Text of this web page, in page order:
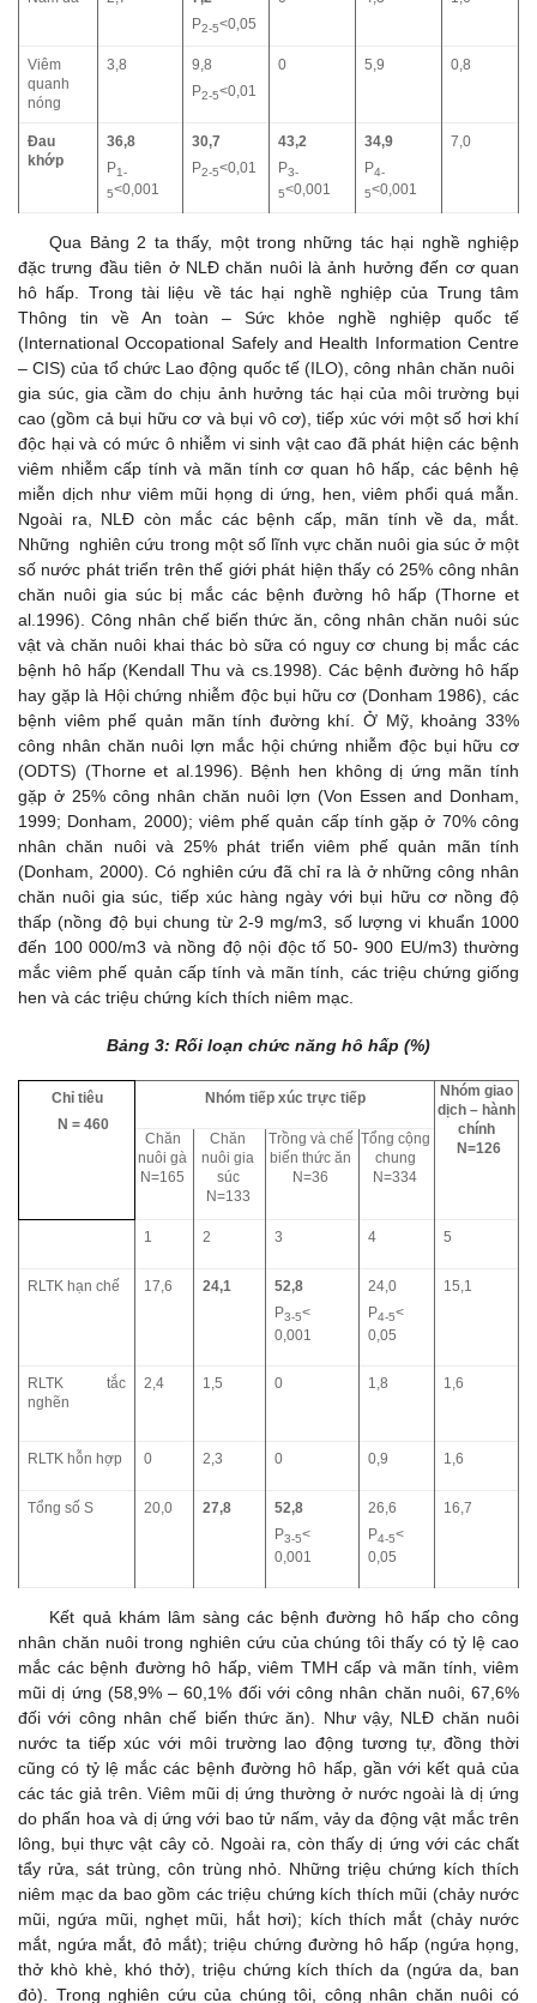
P2-5<0,05
Viêm
quanh
nóng
3,8
9,8
P2-5<0,01
0 5,9 0,8
Đau
khớp
36,8
P1-
5<0,001
30,7
P2-5<0,01
43,2
P3-
5<0,001
34,9
P4-
5<0,001
7,0
Qua Bảng 2 ta thấy, một trong những tác hại nghề nghiệp
đặc trưng đầu tiên ở NLĐ chăn nuôi là ảnh hưởng đến cơ quan
hô hấp. Trong tài liệu về tác hại nghề nghiệp của Trung tâm
Thông tin về An toàn – Sức khỏe nghề nghiệp quốc tế
(International Occopational Safely and Health Information Centre
– CIS) của tổ chức Lao động quốc tế (ILO), công nhân chăn nuôi
gia súc, gia cầm do chịu ảnh hưởng tác hại của môi trường bụi
cao (gồm cả bụi hữu cơ và bụi vô cơ), tiếp xúc với một số hơi khí
độc hại và có mức ô nhiễm vi sinh vật cao đã phát hiện các bệnh
viêm nhiễm cấp tính và mãn tính cơ quan hô hấp, các bệnh hệ
miễn dịch như viêm mũi họng di ứng, hen, viêm phổi quá mẫn.
Ngoài ra, NLĐ còn mắc các bệnh cấp, mãn tính về da, mắt.
Những nghiên cứu trong một số lĩnh vực chăn nuôi gia súc ở một
số nước phát triển trên thế giới phát hiện thấy có 25% công nhân
chăn nuôi gia súc bị mắc các bệnh đường hô hấp (Thorne et
al.1996). Công nhân chế biến thức ăn, công nhân chăn nuôi súc
vật và chăn nuôi khai thác bò sữa có nguy cơ chung bị mắc các
bệnh hô hấp (Kendall Thu và cs.1998). Các bệnh đường hô hấp
hay gặp là Hội chứng nhiễm độc bụi hữu cơ (Donham 1986), các
bệnh viêm phế quản mãn tính đường khí. Ở Mỹ, khoảng 33%
công nhân chăn nuôi lợn mắc hội chứng nhiễm độc bụi hữu cơ
(ODTS) (Thorne et al.1996). Bệnh hen không dị ứng mãn tính
gặp ở 25% công nhân chăn nuôi lợn (Von Essen and Donham,
1999; Donham, 2000); viêm phế quản cấp tính gặp ở 70% công
nhân chăn nuôi và 25% phát triển viêm phế quản mãn tính
(Donham, 2000). Có nghiên cứu đã chỉ ra là ở những công nhân
chăn nuôi gia súc, tiếp xúc hàng ngày với bụi hữu cơ nồng độ
thấp (nồng độ bụi chung từ 2-9 mg/m3, số lượng vi khuẩn 1000
đến 100 000/m3 và nồng độ nội độc tố 50- 900 EU/m3) thường
mắc viêm phế quản cấp tính và mãn tính, các triệu chứng giống
hen và các triệu chứng kích thích niêm mạc.
Bảng 3: Rối loạn chức năng hô hấp (%)
Chỉ tiêu
N = 460
Nhóm tiếp xúc trực tiếp
Nhóm giao
dịch – hành
chính
N=126
Chăn
nuôi gà
N=165
Chăn
nuôi gia
súc
N=133
Trồng và chế
biến thức ăn
N=36
Tổng cộng
chung
N=334
1 2 3 4 5
RLTK hạn chế 17,6 24,1
52,8
P3-5<
0,001
24,0
P4-5<
0,05
15,1
RLTK tắc
nghẽn
2,4 1,5 0 1,8 1,6
RLTK hỗn hợp 0 2,3 0 0,9 1,6
Tổng số S 20,0 27,8
52,8
P3-5<
0,001
26,6
P4-5<
0,05
16,7
Kết quả khám lâm sàng các bệnh đường hô hấp cho công
nhân chăn nuôi trong nghiên cứu của chúng tôi thấy có tỷ lệ cao
mắc các bệnh đường hô hấp, viêm TMH cấp và mãn tính, viêm
mũi dị ứng (58,9% – 60,1% đối với công nhân chăn nuôi, 67,6%
đối với công nhân chế biến thức ăn). Như vậy, NLĐ chăn nuôi
nước ta tiếp xúc với môi trường lao động tương tự, đồng thời
cũng có tỷ lệ mắc các bệnh đường hô hấp, gần với kết quả của
các tác giả trên. Viêm mũi dị ứng thường ở nước ngoài là dị ứng
do phấn hoa và dị ứng với bao tử nấm, vảy da động vật mắc trên
lông, bụi thực vật cây cỏ. Ngoài ra, còn thấy dị ứng với các chất
tẩy rửa, sát trùng, côn trùng nhỏ. Những triệu chứng kích thích
niêm mạc da bao gồm các triệu chứng kích thích mũi (chảy nước
mũi, ngứa mũi, nghẹt mũi, hắt hơi); kích thích mắt (chảy nước
mắt, ngứa mắt, đỏ mắt); triệu chứng đường hô hấp (ngứa họng,
thở khò khè, khó thở), triệu chứng kích thích da (ngứa da, ban
đỏ). Trong nghiên cứu của chúng tôi, công nhân chăn nuôi có